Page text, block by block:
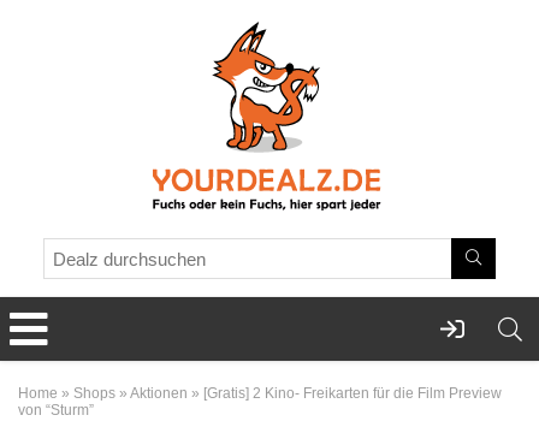
Home » Shops » Aktionen » [Gratis] 2 Kino- Freikarten für die Film Preview
von “Sturm”